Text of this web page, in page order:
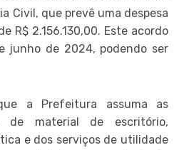
Civil, que prevê uma despesa
R$ 2.156.130,00. Este acordo
junho de 2024, podendo ser
a Prefeitura assuma as
de material de escritório,
e dos serviços de utilidade